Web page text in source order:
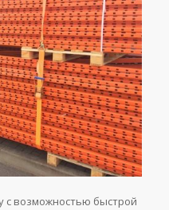
с возможностью быстрой